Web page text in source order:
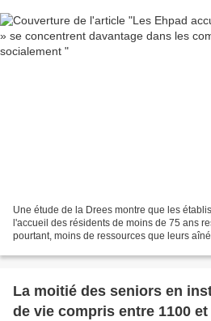
Une étude de la Drees montre que les
l'accueil des résidents de moins de 75 ans
pourtant, moins de ressources que leurs
La moitié des seniors en
de vie compris entre 1100